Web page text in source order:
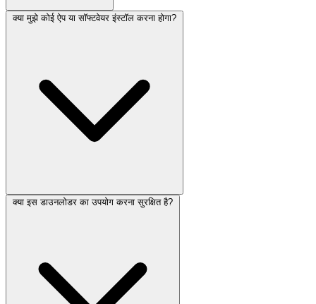
क्या मुझे कोई ऐप या सॉफ्टवेयर इंस्टॉल करना होगा?
क्या इस डाउनलोडर का उपयोग करना सुरक्षित है?